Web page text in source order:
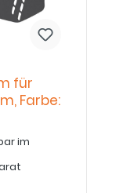
für
Farbe:
im